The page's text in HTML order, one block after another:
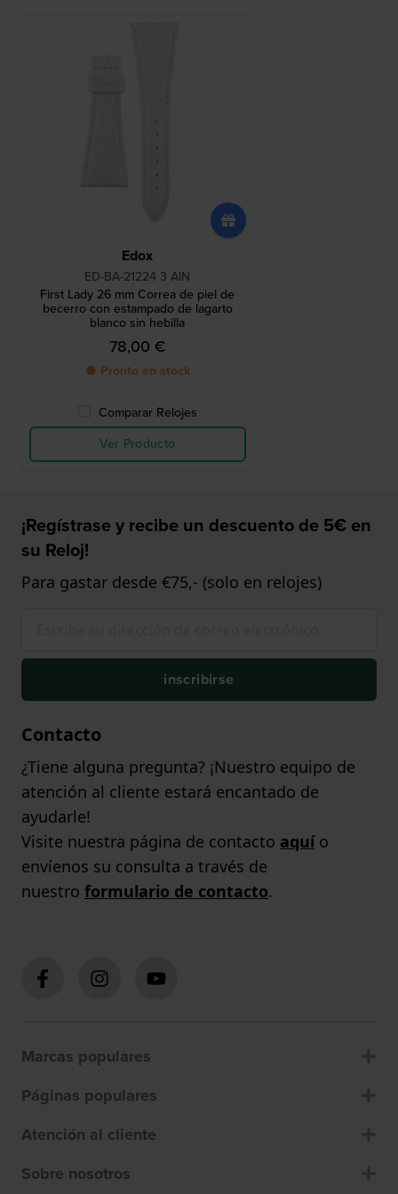
Edox
ED-BA-21224 3 AIN
First Lady 26 mm Correa de piel de
becerro con estampado de lagarto
blanco sin hebilla
78,00 €
● Pronto en stock
Comparar Relojes
Ver Producto
¡Regístrase y recibe un descuento de 5€ en
su Reloj!
Para gastar desde €75,- (solo en relojes)
inscribirse
Contacto
¿Tiene alguna pregunta? ¡Nuestro equipo de
atención al cliente estará encantado de
ayudarle!
Visite nuestra página de contacto aquío
envíenos su consulta a través de
nuestro formulario de contacto.
Marcas populares
Páginas populares
Atención al cliente
Sobre nosotros